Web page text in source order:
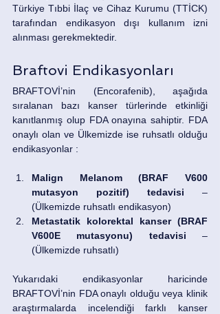
Türkiye Tıbbi İlaç ve Cihaz Kurumu (TTİCK)
tarafından endikasyon dışı kullanım izni
alınması gerekmektedir.
Braftovi Endikasyonları
BRAFTOVİ’nin (Encorafenib), aşağıda
sıralanan bazı kanser türlerinde etkinliği
kanıtlanmış olup FDA onayına sahiptir. FDA
onaylı olan ve Ülkemizde ise ruhsatlı olduğu
endikasyonlar :
Malign Melanom (BRAF V600
mutasyon pozitif) tedavisi –
(Ülkemizde ruhsatlı endikasyon)
Metastatik kolorektal kanser (BRAF
V600E mutasyonu) tedavisi –
(Ülkemizde ruhsatlı)
Yukarıdaki endikasyonlar haricinde
BRAFTOVİ’nin FDA onaylı olduğu veya klinik
araştırmalarda incelendiği farklı kanser